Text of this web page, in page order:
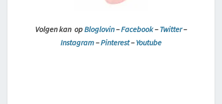
Volgen kan opBloglovin–Facebook–Twitter–
Instagram–Pinterest–Youtube